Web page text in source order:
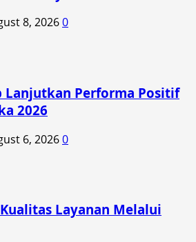
8, 20260
Lanjutkan Performa Positif
2026
6, 20260
Layanan Melalui